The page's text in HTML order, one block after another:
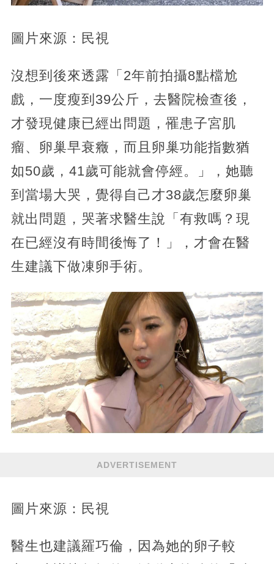
圖片來源：民視
沒想到後來透露「2年前拍攝8點檔尬
戲，一度瘦到39公斤，去醫院檢查後，
才發現健康已經出問題，罹患子宮肌
瘤、卵巢早衰癥，而且卵巢功能指數猶
如50歲，41歲可能就會停經。」，她聽
到當場大哭，覺得自己才38歲怎麼卵巢
就出問題，哭著求醫生說「有救嗎？現
在已經沒有時間後悔了！」，才會在醫
生建議下做凍卵手術。
ADVERTISEMENT
圖片來源：民視
醫生也建議羅巧倫，因為她的卵子較